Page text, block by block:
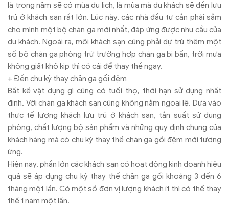
là trong năm sẽ có mùa du lịch, là mùa mà du khách sẽ đến lưu
trú ở khách sạn rất lớn. Lúc này, các nhà đầu tư cần phải sắm
cho mình một bộ chăn ga mới nhất, đáp ứng được nhu cầu của
du khách. Ngoài ra, mỗi khách sạn cũng phải dự trù thêm một
số bộ chăn ga phòng trừ trường hợp chăn ga bị bẩn, trời mưa
không giặt khô kịp thì có cái để thay thế ngay.
+ Đến chu kỳ thay chăn ga gối đệm
Bất kể vật dụng gì cũng có tuổi thọ, thời hạn sử dụng nhất
định. Với chăn ga khách sạn cũng không nằm ngoại lệ. Dựa vào
thực tế lượng khách lưu trú ở khách sạn, tần suất sử dụng
phòng, chất lượng bộ sản phẩm và những quy định chung của
khách hàng mà có chu kỳ thay thế chăn ga gối đệm mới tương
ứng.
Hiện nay, phần lớn các khách sạn có hoạt động kinh doanh hiệu
quả sẽ áp dụng chu kỳ thay thế chăn ga gối khoảng 3 đến 6
tháng một lần. Có một số đơn vị lượng khách ít thì có thể thay
thế 1 năm một lần.